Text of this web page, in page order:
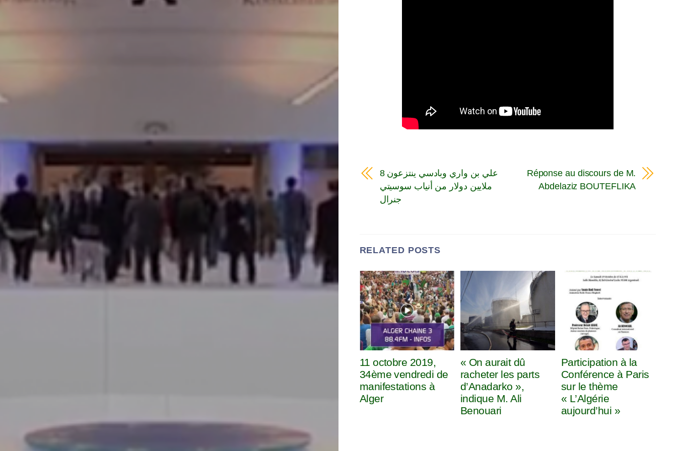
علي بن واري وبادسي ينتزعون 8
ملايين دولار من أنياب سوسيتي
جنرال
Réponse au discours de M.
Abdelaziz BOUTEFLIKA
RELATED POSTS
11 octobre 2019,
34ème vendredi de
manifestations à
Alger
« On aurait dû
racheter les parts
d’Anadarko »,
indique M. Ali
Benouari
Participation à la
Conférence à Paris
sur le thème
« L’Algérie
aujourd’hui »